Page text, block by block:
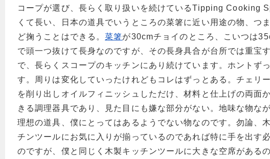
コープが選び、長らく取り扱いを続けているTipping Cooking
くて長い、日本の道具でいうところの菜箸に近い用途の物、つ
ど掬うことはできる。菜箸が30cmチョイのところ、こいつは
で頭一つ抜けて長身なのですが、その長身具合が台所では重宝
で、長らくスコープのキッチンにあり続けています。ホントず
す。周りは変化していったけれどもコレはずっとある。チェリ
を削り出しオイルフィニッシュしただけ、材料と仕上げの両面
きる調理器具であり、見た目にも嫌な部分がない。地味な物な
理想の道具、僕にとってはあるようでない物なのです。勿論、
チンツールにお気に入りが揃っているのであれば特に手を出す
のですが、僕と同じく木製キッチンツールに大きな空席がある